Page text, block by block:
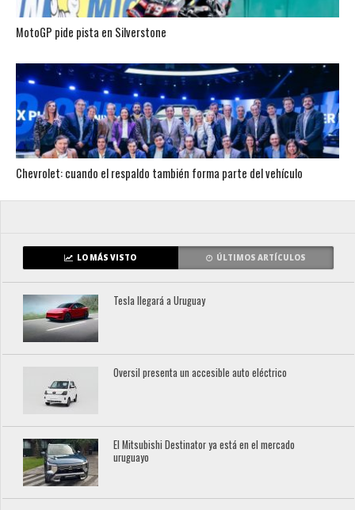
MotoGP pide pista en Silverstone
Chevrolet: cuando el respaldo también forma parte del vehículo
LO MÁS VISTO ÚLTIMOS ARTÍCULOS
Tesla llegará a Uruguay
Oversil presenta un accesible auto eléctrico
El Mitsubishi Destinator ya está en el mercado
uruguayo